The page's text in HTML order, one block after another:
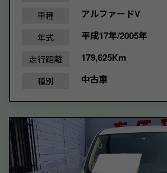
車種 アルファードV
年式 平成17年/2005年
走行距離 179,625Km
種別 中古車